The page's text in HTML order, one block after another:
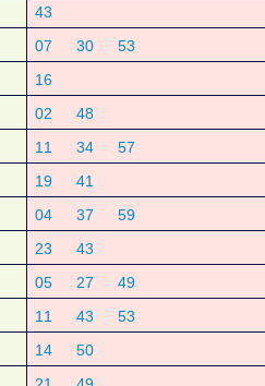
43
07 30
53
16
02
48
11 34
57
19
41
04 37
59
23
43
05 27
49
11 43
53
14
50